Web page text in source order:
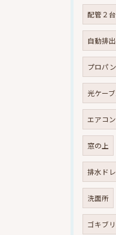
配管２台
自動排出
プロパ
光ケー
エアコ
窓の上
排水ド
洗面所
ゴキブリ